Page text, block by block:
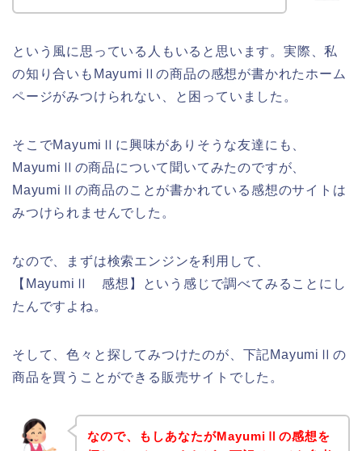
という風に思っている人もいると思います。実際、私
の知り合いもMayumiⅡの商品の感想が書かれたホーム
ページがみつけられない、と困っていました。
そこでMayumiⅡに興味がありそうな友達にも、
MayumiⅡの商品について聞いてみたのですが、
MayumiⅡの商品のことが書かれている感想のサイトは
みつけられませんでした。
なので、まずは検索エンジンを利用して、
【MayumiⅡ 感想】という感じで調べてみることにし
たんですよね。
そして、色々と探してみつけたのが、下記MayumiⅡの
商品を買うことができる販売サイトでした。
なので、もしあなたがMayumiⅡの感想を